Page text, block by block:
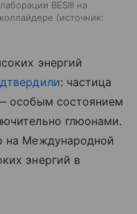
BESIII на
источник:
энергий
: частица
особым состоянием
глюонами.
на Международной
энергий в